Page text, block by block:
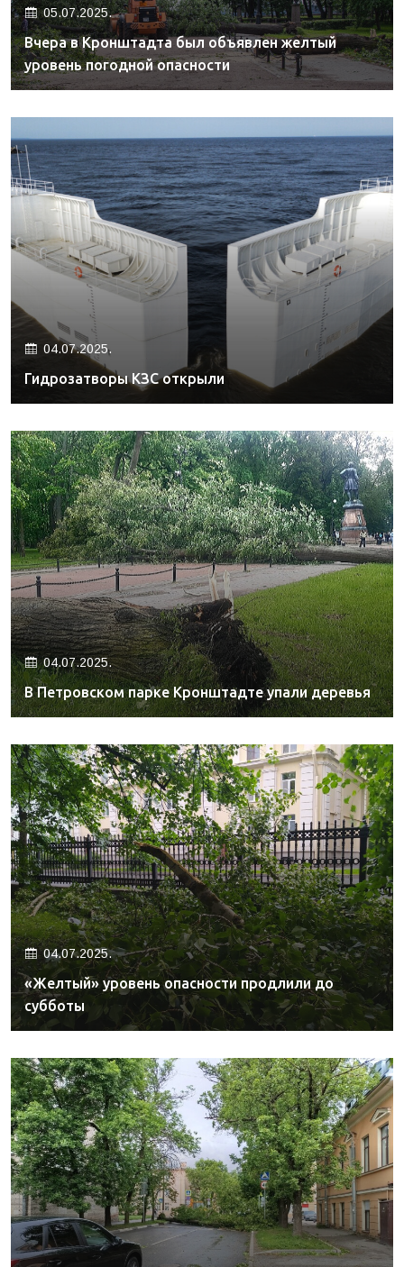
05.07.2025.
Вчера в Кронштадта был объявлен желтый
уровень погодной опасности
04.07.2025.
Гидрозатворы КЗС открыли
04.07.2025.
В Петровском парке Кронштадте упали деревья
04.07.2025.
«Желтый» уровень опасности продлили до
субботы